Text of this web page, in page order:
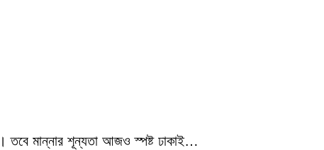
তবে মান্নার শূন্যতা আজও স্পষ্ট ঢাকাই…